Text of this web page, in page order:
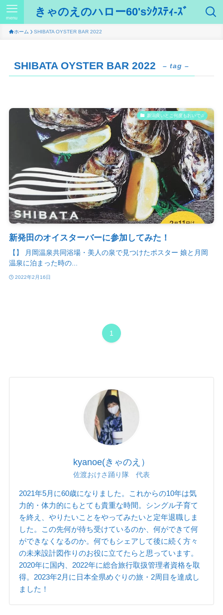
きゃのえのハロー60'sｼｸｽﾃｨ-ｽﾞ
menu
ホーム SHIBATA OYSTER BAR 2022
SHIBATA OYSTER BAR 2022 – tag –
新潟良いとこ何度もおいで♫
新発田のオイスターバーに参加してみた！
【】 月岡温泉共同浴場・美人の泉で見つけたポスター 娘と月岡
温泉に泊まった時の...
2022年2月16日
1
kyanoe(きゃのえ）
佐渡おけさ踊り隊 代表
2021年5月に60歳になりました。これからの10年は気
力的・体力的にもとても貴重な時間。シングル子育て
を終え、やりたいことをやってみたいと定年退職しま
した。この先何が待ち受けているのか、何ができて何
ができなくなるのか。何でもシェアして後に続く方々
の未来設計図作りのお役に立てたらと思っています。
2020年に国内、2022年に総合旅行取扱管理者資格を取
得。2023年2月に日本全県めぐりの旅・2周目を達成し
ました！